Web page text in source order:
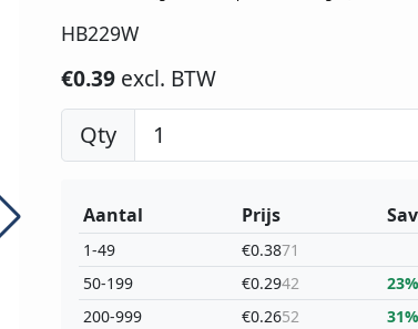
HB229W
€0.39 excl. BTW
Qty
Aantal
1-49
50-199
200-999
Prijs
€0.3871
€0.2942
€0.2652
23%
31%